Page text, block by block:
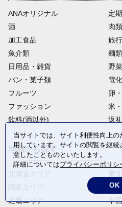
ANAオリジナル
定
酒
肉類
加工食品
旅
魚介類
麺類
日用品・雑貨
野菜
パン・菓子類
電
フルーツ
卵
ファッション
米
飲料(酒以外)
返
地域から探す
近畿エリア
中
中
当サイトでは、サイト利便性向上
用しています。サイトの閲覧を継
意したことものといたします。
詳細についてはプライバシーポリシ
OK